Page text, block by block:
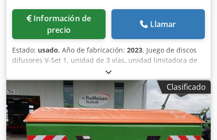
Información de
precio
Llamar
Estado: usado, Año de fabricación: 2023, Juego de discos
difusores V-Set 1, unidad de 3 vías, unidad limitadora de
esparcido Limiter V / barra de protección tubular S,
dispositivo de rodillos enchufable, mecanismo de
esparcido ZA-V, sobreestructura de tolva S / 2000 eje de
transmisión con acoplamiento de fricción, componentes de
instalación para dispositivos base ZA, recogedor de
suciedad S / iluminación LED Dedpfxot Dwh Ro Achjkr
Clasificado